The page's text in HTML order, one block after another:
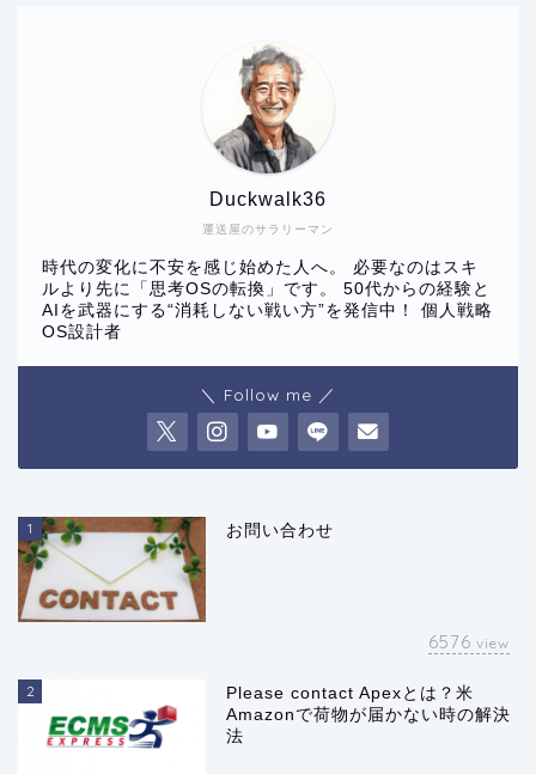
運送屋のサラリーマン
Duckwalk36
時代の変化に不安を感じ始めた人へ。 必要なのはスキ
ルより先に「思考OSの転換」です。 50代からの経験と
AIを武器にする“消耗しない戦い方”を発信中！ 個人戦略
OS設計者
＼ Follow me ／
1 お問い合わせ
6576 view
2
Please contact Apexとは？米
Amazonで荷物が届かない時の解決
法